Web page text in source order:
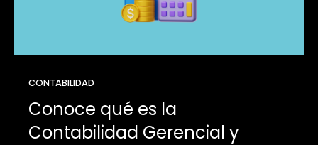
CONTABILIDAD
Conoce qué es la
Contabilidad Gerencial y